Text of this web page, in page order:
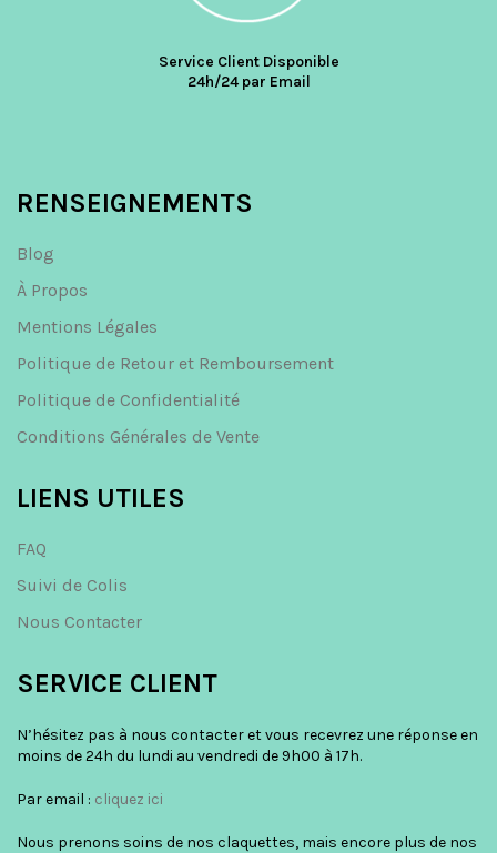
Service Client Disponible
24h/24 par Email
RENSEIGNEMENTS
Blog
À Propos
Mentions Légales
Politique de Retour et Remboursement
Politique de Confidentialité
Conditions Générales de Vente
LIENS UTILES
FAQ
Suivi de Colis
Nous Contacter
SERVICE CLIENT
N’hésitez pas à nous contacter et vous recevrez une réponse en
moins de 24h du lundi au vendredi de 9h00 à 17h.
Par email : cliquez ici
Nous prenons soins de nos claquettes, mais encore plus de nos